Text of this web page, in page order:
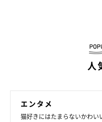
人
エンタメ
猫好きにはたまらないかわ